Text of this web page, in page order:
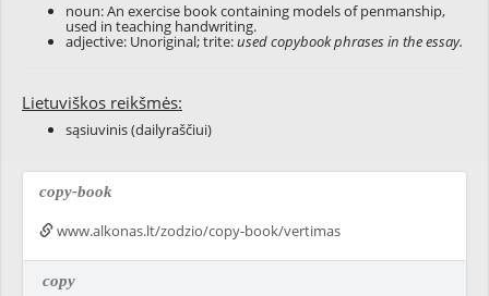
noun: An exercise book containing models of penmanship,
used in teaching handwriting.
adjective: Unoriginal; trite:used copybook phrases in the essay.
Lietuviškos reikšmės:
sąsiuvinis (dailyraščiui)
copy-book
www.alkonas.lt/zodzio/copy-book/vertimas
copy